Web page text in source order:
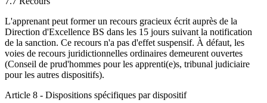
L'apprenant peut former un recours gracieux écrit auprès de la
Direction d'Excellence BS dans les 15 jours suivant la notification
de la sanction. Ce recours n'a pas d'effet suspensif. À défaut, les
voies de recours juridictionnelles ordinaires demeurent ouvertes
(Conseil de prud'hommes pour les apprenti(e)s, tribunal judiciaire
pour les autres dispositifs).
Article 8 - Dispositions spécifiques par dispositif